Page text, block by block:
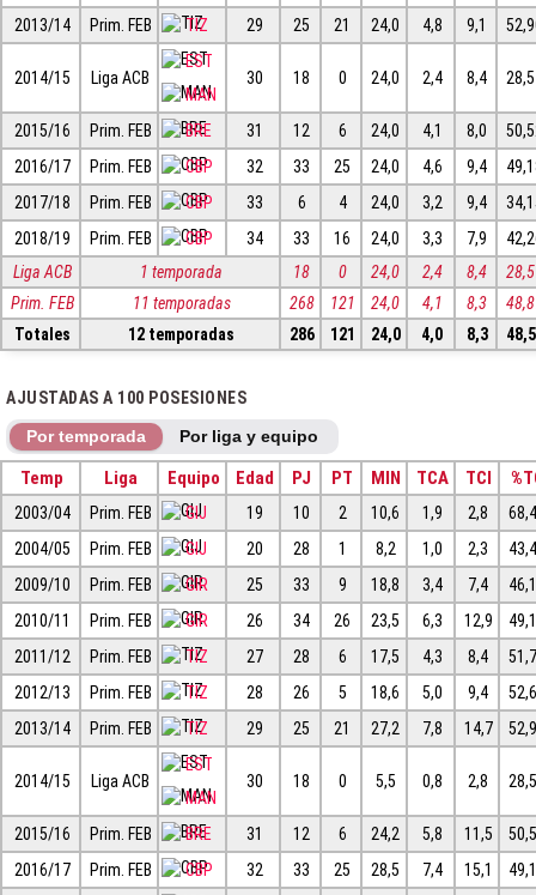
2013/14
Prim. FEB TIZ 29 25 21 24,0 4,8 9,1
2014/15 Liga ACB
EST
MAN
30 18 0 24,0 2,4 8,4
2015/16 Prim. FEB BRE 31 12 6 24,0 4,1 8,0
2016/17
Prim. FEB CBP 32 33 25 24,0 4,6 9,4
2017/18
Prim. FEB CBP 33 6 4 24,0 3,2 9,4
2018/19
Prim. FEB CBP 34 33 16 24,0 3,3 7,9
Liga ACB
1 temporada 18 0 24,0 2,4 8,4
Prim. FEB
11 temporadas 268 121 24,0 4,1 8,3
Totales
12 temporadas 286 121 24,0 4,0 8,3
AJUSTADAS A 100 POSESIONES
Por temporada Por liga y equipo
Temp Liga Equipo Edad PJ PT MIN TCA TCI
2003/04 Prim. FEB GIJ 19 10 2 10,6 1,9 2,8
2004/05
Prim. FEB GIJ 20 28 1 8,2 1,0 2,3
2009/10
Prim. FEB GIR 25 33 9 18,8 3,4 7,4
2010/11
Prim. FEB GIR 26 34 26 23,5 6,3 12,9
2011/12
Prim. FEB TIZ 27 28 6 17,5 4,3 8,4
2012/13
Prim. FEB TIZ 28 26 5 18,6 5,0 9,4
2013/14
Prim. FEB TIZ 29 25 21 27,2 7,8 14,7
2014/15 Liga ACB
EST
MAN
30 18 0 5,5 0,8 2,8
2015/16 Prim. FEB BRE 31 12 6 24,2 5,8 11,5
2016/17
Prim. FEB CBP 32 33 25 28,5 7,4 15,1